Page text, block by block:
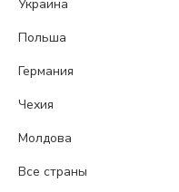
Украина
Польша
Германия
Чехия
Молдова
Все страны